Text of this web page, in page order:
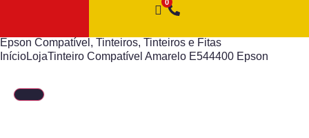
Epson Compatível , Tinteiros, Tinteiros e Fitas
InícioLojaTinteiro Compatível Amarelo E544400 Epson